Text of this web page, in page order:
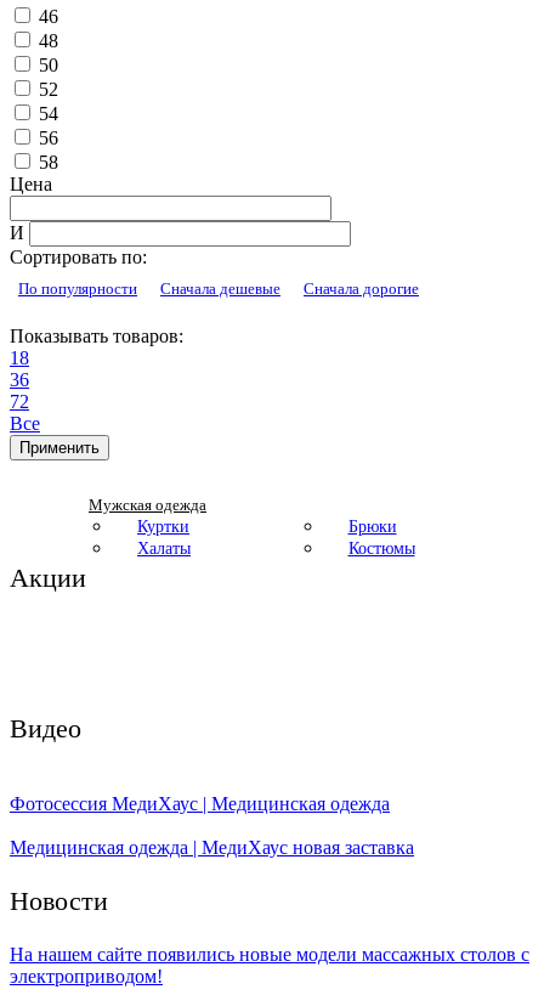
46
48
50
52
54
56
58
Цена
И
Сортировать по:
По популярности Сначала дешевые Сначала дорогие
Показывать товаров:
18
36
72
Все
Применить
Мужская одежда
Куртки
Брюки
Халаты
Костюмы
Акции
Видео
Фотосессия МедиХаус | Медицинская одежда
Медицинская одежда | МедиХаус новая заставка
Новости
На нашем сайте появились новые модели массажных столов с
электроприводом!